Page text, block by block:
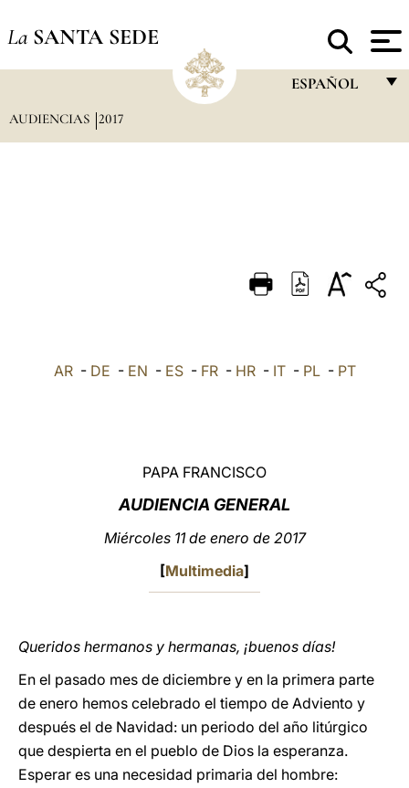
La SANTA SEDE
ESPAÑOL
DEUTSCH
العربيّة
AUDIENCIAS 2017
AR- DE - EN - ES- FR- HR- IT- PL- PT
PAPA FRANCISCO
AUDIENCIA GENERAL
Miércoles 11 de enero de 2017
[Multimedia]
Queridos hermanos y hermanas, ¡buenos días!
En el pasado mes de diciembre y en la primera parte
de enero hemos celebrado el tiempo de Adviento y
después el de Navidad: un periodo del año litúrgico
que despierta en el pueblo de Dios la esperanza.
Esperar es una necesidad primaria del hombre: